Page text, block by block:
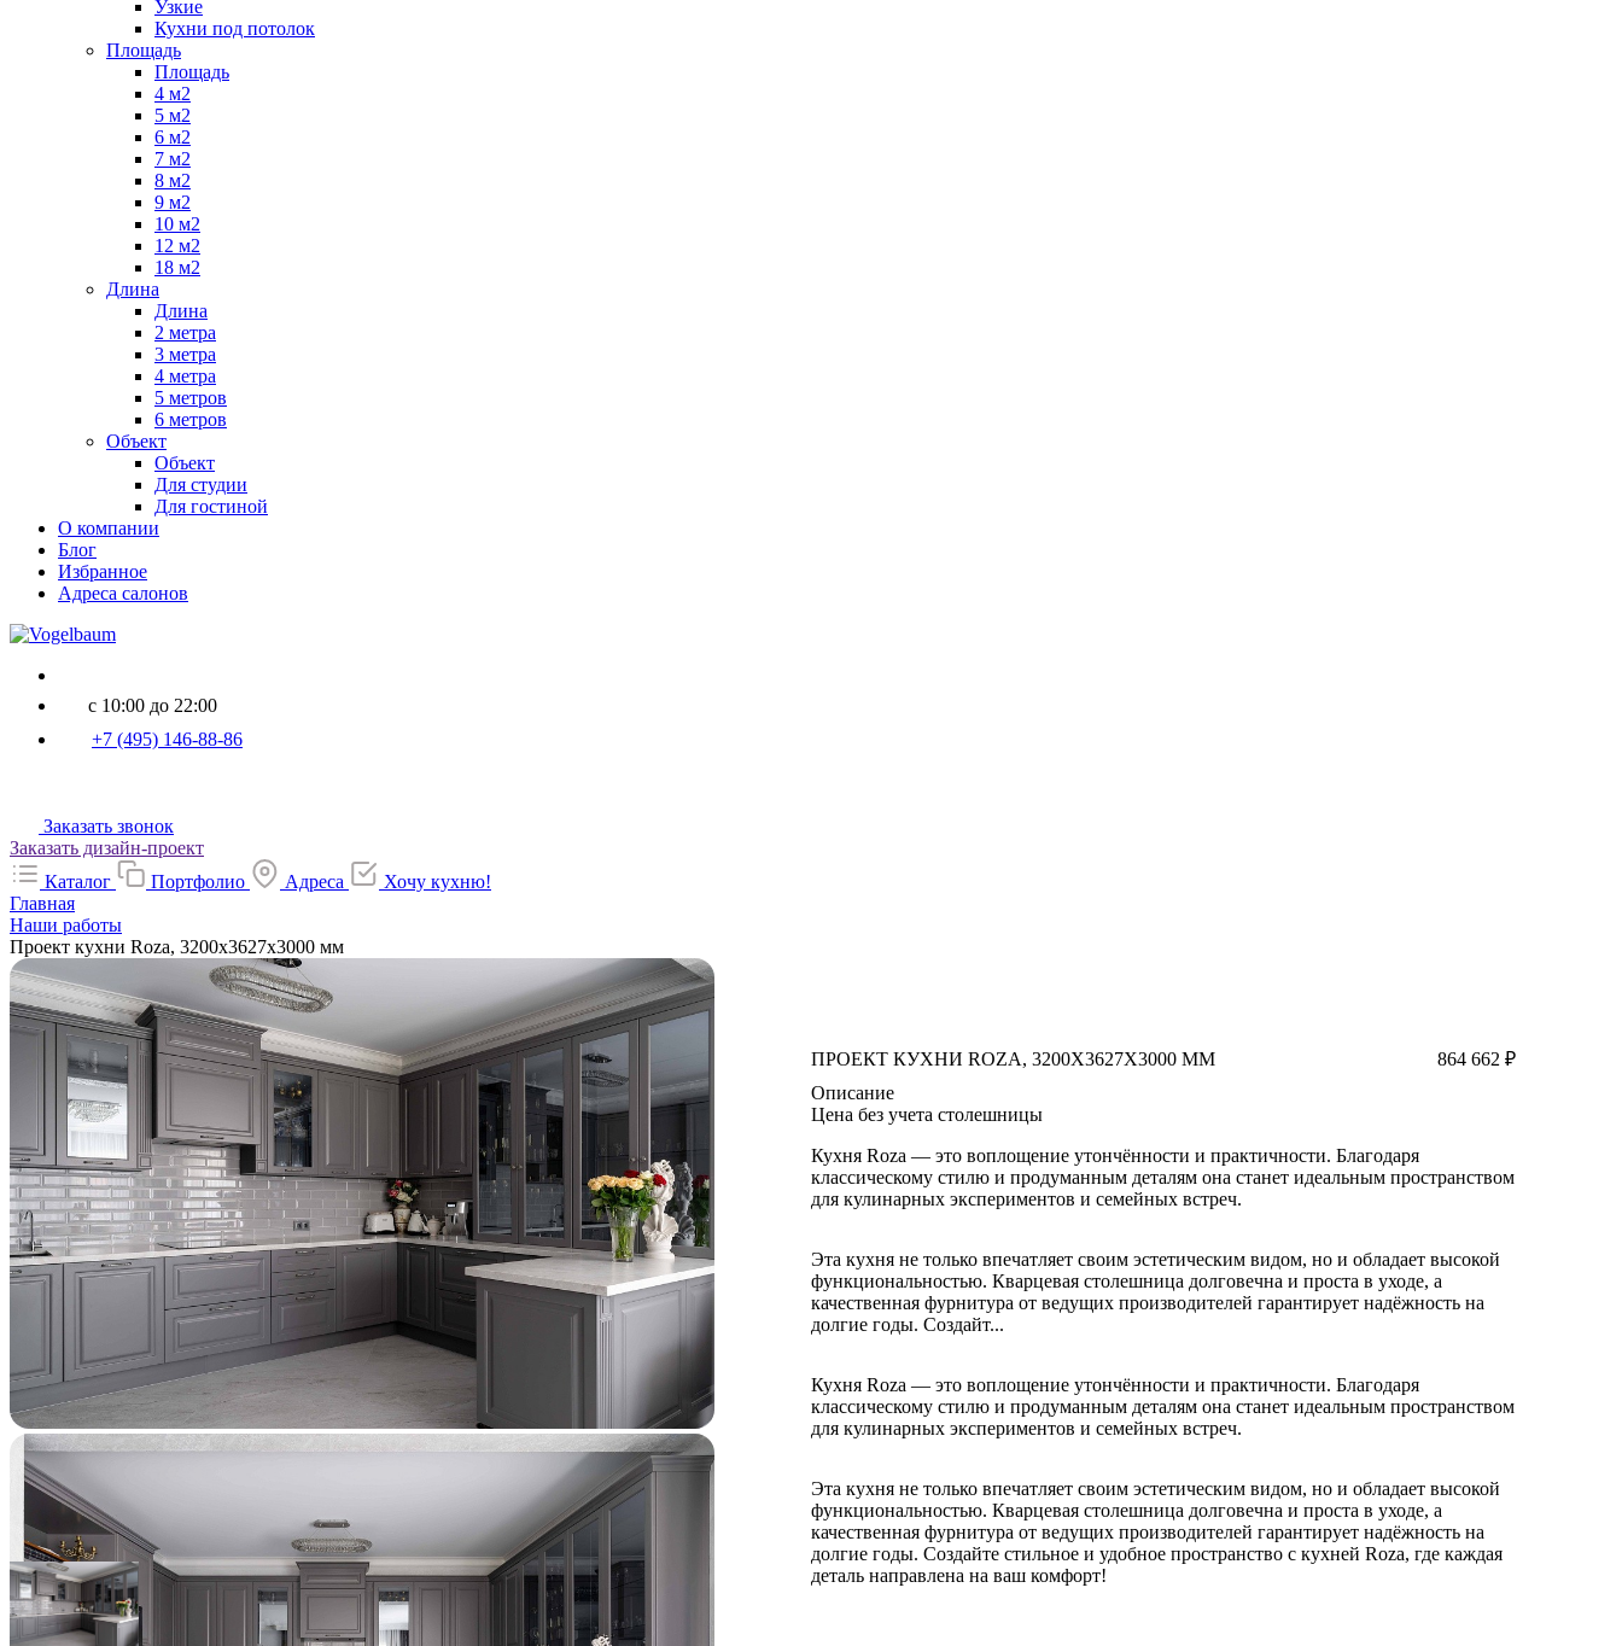
Узкие
Кухни под потолок
Площадь
Площадь
4 м2
5 м2
6 м2
7 м2
8 м2
9 м2
10 м2
12 м2
18 м2
Длина
Длина
2 метра
3 метра
4 метра
5 метров
6 метров
Объект
Объект
Для студии
Для гостиной
О компании
Блог
Избранное
Адреса салонов
с 10:00 до 22:00
+7 (495) 146-88-86
Заказать звонок
Заказать дизайн-проект
Каталог
Портфолио Адреса
Хочу кухню!
Главная
Наши работы
Проект кухни Roza, 3200x3627x3000 мм
ПРОЕКТ КУХНИ ROZA, 3200X3627X3000 ММ
864 662 ₽
Описание
Цена без учета столешницы
Кухня Roza — это воплощение утончённости и практичности. Благодаря
классическому стилю и продуманным деталям она станет идеальным пространством
для кулинарных экспериментов и семейных встреч.
Эта кухня не только впечатляет своим эстетическим видом, но и обладает высокой
функциональностью. Кварцевая столешница долговечна и проста в уходе, а
качественная фурнитура от ведущих производителей гарантирует надёжность на
долгие годы. Создайт...
Кухня Roza — это воплощение утончённости и практичности. Благодаря
классическому стилю и продуманным деталям она станет идеальным пространством
для кулинарных экспериментов и семейных встреч.
Эта кухня не только впечатляет своим эстетическим видом, но и обладает высокой
функциональностью. Кварцевая столешница долговечна и проста в уходе, а
качественная фурнитура от ведущих производителей гарантирует надёжность на
долгие годы. Создайте стильное и удобное пространство с кухней Roza, где каждая
деталь направлена на ваш комфорт!